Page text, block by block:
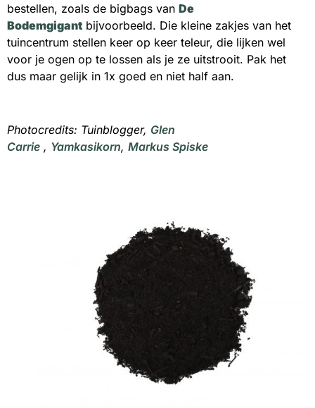
bestellen, zoals de bigbags van De
Bodemgigant bijvoorbeeld. Die kleine zakjes van het
tuincentrum stellen keer op keer teleur, die lijken wel
voor je ogen op te lossen als je ze uitstrooit. Pak het
dus maar gelijk in 1x goed en niet half aan.
Photocredits: Tuinblogger, Glen
Carrie , Yamkasikorn, Markus Spiske